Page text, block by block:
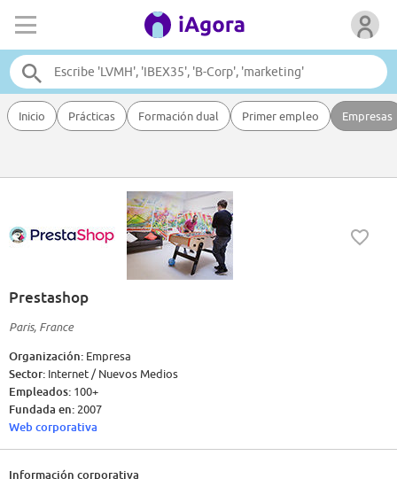
Inicio Prácticas Formación dual Primer empleo Empresas
Prestashop
Paris, France
Organización: Empresa
Sector: Internet / Nuevos Medios
Empleados: 100+
Fundada en: 2007
Web corporativa
Información corporativa